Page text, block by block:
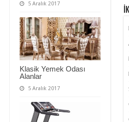
5 Aralık 2017
Klasik Yemek Odası
Alanlar
5 Aralık 2017